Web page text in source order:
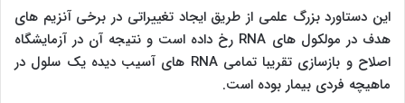
این دستاورد بزرگ علمی از طریق ایجاد تغییراتی در برخی آنزیم های
هدف در مولکول های RNA رخ داده است و نتیجه آن در آزمایشگاه
اصلاح و بازسازی تقریبا تمامیRNA های آسیب دیده یک سلول در
ماهیچه فردی بیمار بوده است.